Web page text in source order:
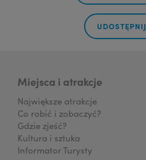
UDOSTĘPNIJ
Miejsca i atrakcje
Największe atrakcje
Co robić i zobaczyć?
Gdzie zjeść?
Kultura i sztuka
Informator Turysty